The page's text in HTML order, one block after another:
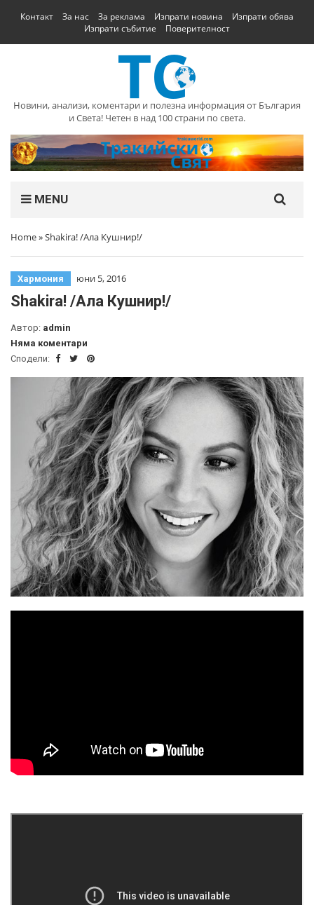
Контакт За нас За реклама Изпрати новина
Изпрати обява
Изпрати събитие
Поверителност
Новини, анализи, коментари и полезна информация от България
и Света! Четен в над 100 страни по света.
MENU
Home»Shakira! /Ала Кушнир!/
Хармония юни 5, 2016
Shakira! /Ала Кушнир!/
Автор: admin
Няма коментари
Сподели: